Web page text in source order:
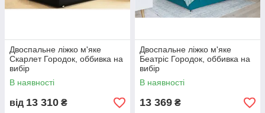
Двоспальне ліжко м'яке
Скарлет Городок, оббивка на
вибір
В наявності
від 13 310 ₴
Двоспальне ліжко м'яке
Беатріс Городок, оббивка на
вибір
В наявності
13 369 ₴